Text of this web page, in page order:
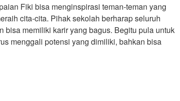
Fiki bisa menginspirasi teman-teman yang
cita-cita. Pihak sekolah berharap seluruh
memiliki karir yang bagus. Begitu pula untuk
menggali potensi yang dimiliki, bahkan bisa